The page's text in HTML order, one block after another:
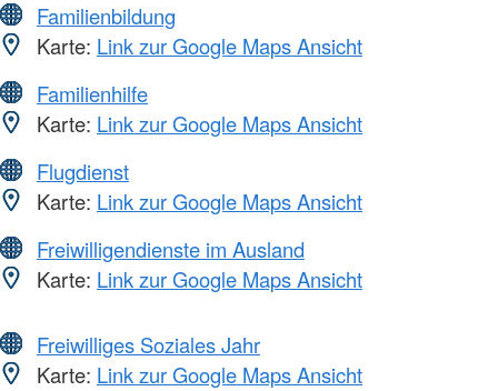
Familienbildung
Karte: Link zur Google Maps Ansicht
Familienhilfe
Karte: Link zur Google Maps Ansicht
Flugdienst
Karte: Link zur Google Maps Ansicht
Freiwilligendienste im Ausland
Karte: Link zur Google Maps Ansicht
Freiwilliges Soziales Jahr
Karte: Link zur Google Maps Ansicht